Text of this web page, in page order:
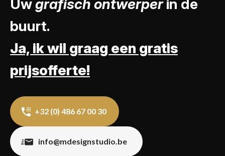
Uwgrafisch ontwerperin de
buurt.
Ja, ik wil graag een gratis
prijsofferte!
+32 (0) 486 67 00 30
info@mdesignstudio.be